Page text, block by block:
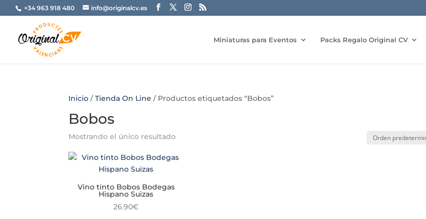
+34 963 918 480 info@originalcv.es
Miniaturas para Eventos Packs Regalo Original CV
Inicio /Tienda On Line / Productos etiquetados “Bobos”
Bobos
Mostrando el único resultado
Vino tinto Bobos Bodegas
Hispano Suizas
26.90€